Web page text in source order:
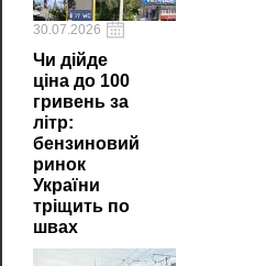
30.07.2026
Чи дійде
ціна до 100
гривень за
літр:
бензиновий
ринок
України
тріщить по
швах